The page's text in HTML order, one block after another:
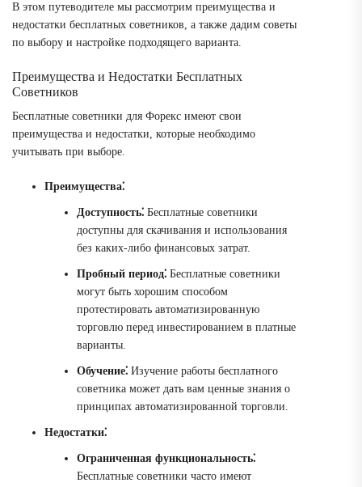
В этом путеводителе мы рассмотрим преимущества и
недостатки бесплатных советников, а также дадим советы
по выбору и настройке подходящего варианта.
Преимущества и Недостатки Бесплатных
Советников
Бесплатные советники для Форекс имеют свои
преимущества и недостатки, которые необходимо
учитывать при выборе.
Преимущества⁚
Доступность⁚ Бесплатные советники
доступны для скачивания и использования
без каких-либо финансовых затрат.
Пробный период⁚ Бесплатные советники
могут быть хорошим способом
протестировать автоматизированную
торговлю перед инвестированием в платные
варианты.
Обучение⁚ Изучение работы бесплатного
советника может дать вам ценные знания о
принципах автоматизированной торговли.
Недостатки⁚
Ограниченная функциональность⁚
Бесплатные советники часто имеют